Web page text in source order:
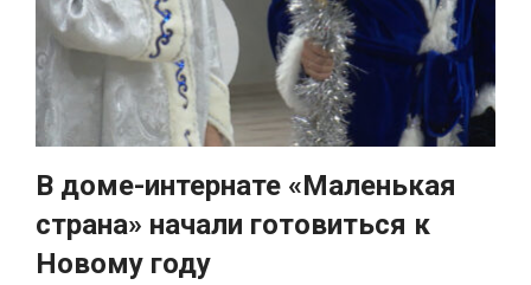
В доме-интернате «Маленькая
страна» начали готовиться к
Новому году